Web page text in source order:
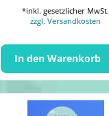
*inkl. gesetzlicher MwSt.
zzgl. Versandkosten
In den Warenkorb